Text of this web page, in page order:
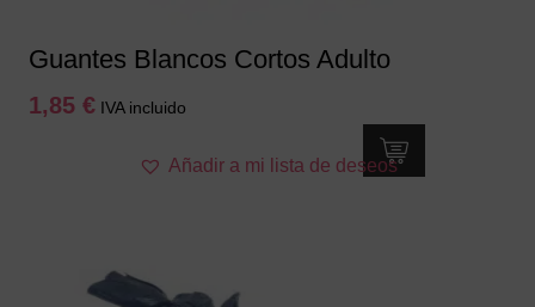
Guantes Blancos Cortos Adulto
1,85 € IVA incluido
Añadir a mi lista de deseos